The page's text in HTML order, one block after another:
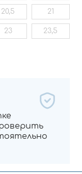
20,5 21
23 23,5